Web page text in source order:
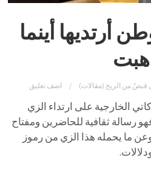
أرتديها أينما
قبضٌ من الريح (مقالات) اضف تعليق
الخارجية على ارتداء الزي
رسالة ثقافية للحاضرين ومفتاح
ما يحمله هذا الزي من رموز